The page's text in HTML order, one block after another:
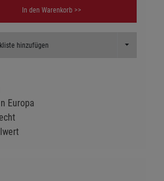
In den Warenkorb >>
hinzufügen Toggle
Europa